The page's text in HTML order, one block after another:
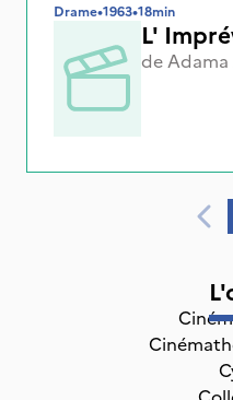
Drame•1963•18min
L'
de